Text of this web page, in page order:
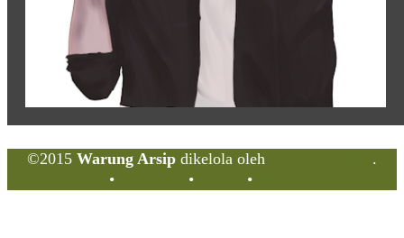
©2015 Warung Arsip dikelola oleh
.
• • •